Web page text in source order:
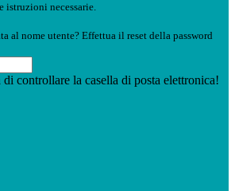
necessarie.
al nome utente? Effettua il reset della password
controllare la casella di posta elettronica!